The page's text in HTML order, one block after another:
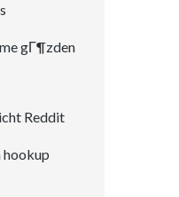
gГ¶zden
Reddit